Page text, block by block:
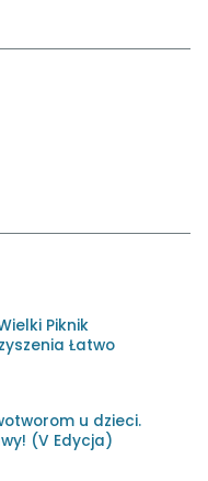
Piknik
Łatwo
u dzieci.
(V Edycja)